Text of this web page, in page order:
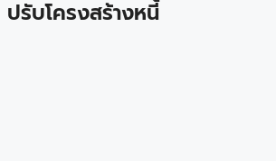
ปรับโครงสร้างหนี้